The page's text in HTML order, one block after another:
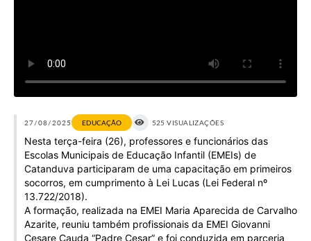
Arquivos para Download
Notícias
Obras
Galeria de Vídeos
Projetos
Links
27/08/2025 EDUCAÇÃO 525 VISUALIZAÇÕES
Nesta terça-feira (26), professores e funcionários das
Escolas Municipais de Educação Infantil (EMEIs) de
Catanduva participaram de uma capacitação em primeiros
socorros, em cumprimento à Lei Lucas (Lei Federal nº
13.722/2018).
A formação, realizada na EMEI Maria Aparecida de Carvalho
Azarite, reuniu também profissionais da EMEI Giovanni
Cesare Cauda “Padre Cesar” e foi conduzida em parceria